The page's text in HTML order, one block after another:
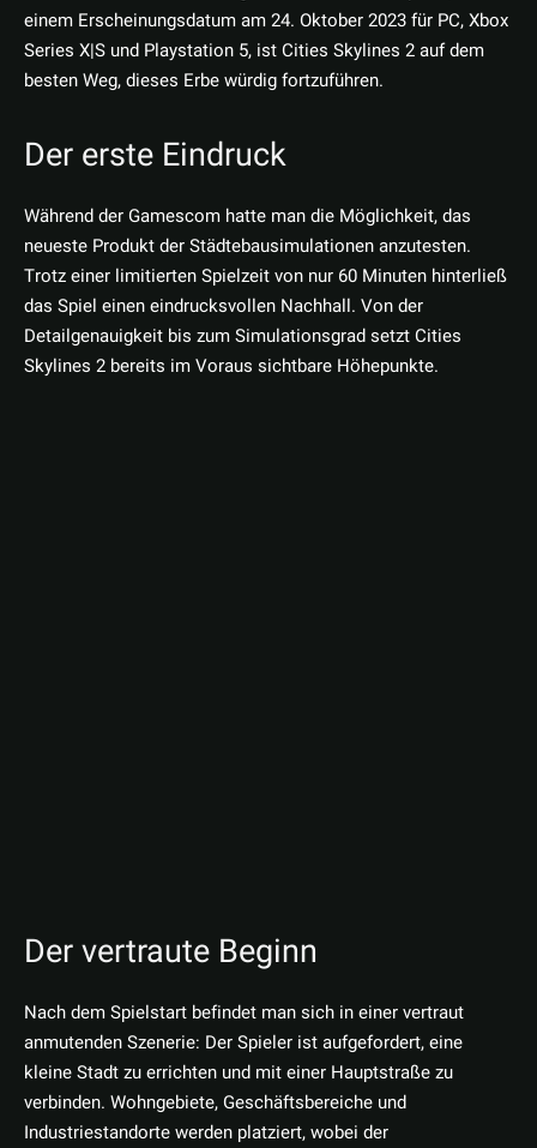
einem Erscheinungsdatum am 24. Oktober 2023 für PC, Xbox
Series X|S und Playstation 5, ist Cities Skylines 2 auf dem
besten Weg, dieses Erbe würdig fortzuführen.
Der erste Eindruck
Während der Gamescom hatte man die Möglichkeit, das
neueste Produkt der Städtebausimulationen anzutesten.
Trotz einer limitierten Spielzeit von nur 60 Minuten hinterließ
das Spiel einen eindrucksvollen Nachhall. Von der
Detailgenauigkeit bis zum Simulationsgrad setzt Cities
Skylines 2 bereits im Voraus sichtbare Höhepunkte.
Der vertraute Beginn
Nach dem Spielstart befindet man sich in einer vertraut
anmutenden Szenerie: Der Spieler ist aufgefordert, eine
kleine Stadt zu errichten und mit einer Hauptstraße zu
verbinden. Wohngebiete, Geschäftsbereiche und
Industriestandorte werden platziert, wobei der